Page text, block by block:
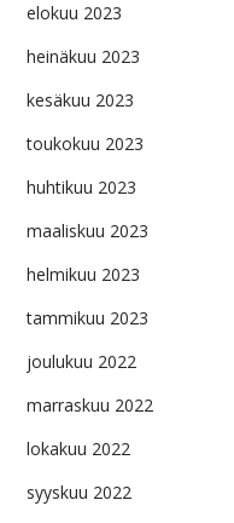
elokuu 2023
heinäkuu 2023
kesäkuu 2023
toukokuu 2023
huhtikuu 2023
maaliskuu 2023
helmikuu 2023
tammikuu 2023
joulukuu 2022
marraskuu 2022
lokakuu 2022
syyskuu 2022